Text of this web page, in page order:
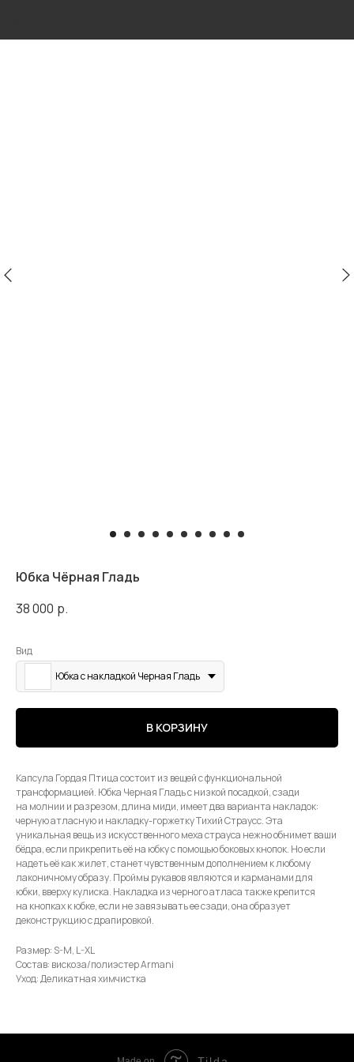
Юбка Чёрная Гладь
38 000 р.
Вид
Юбка с накладкой Черная Гладь
В КОРЗИНУ
Капсула Гордая Птица состоит из вещей с функциональной
трансформацией. Юбка Черная Гладь с низкой посадкой, сзади
на молнии и разрезом, длина миди, имеет два варианта накладок:
черную атласную и накладку-горжетку Тихий Страусс. Эта
уникальная вещь из искусственного меха страуса нежно обнимет ваши
бёдра, если прикрепить её на юбку с помощью боковых кнопок. Но если
надеть её как жилет, станет чувственным дополнением к любому
лаконичному образу. Проймы рукавов являются и карманами для
юбки, вверху кулиска. Накладка из черного атласа также крепится
на кнопках к юбке, если не завязывать ее сзади, она образует
деконструкцию с драпировкой.
Размер: S-M, L-XL
Состав: вискоза/полиэстер Armani
Уход: Деликатная химчистка